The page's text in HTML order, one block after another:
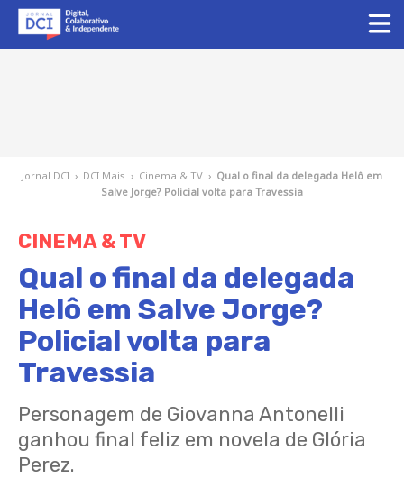
Jornal DCI › DCI Mais › Cinema & TV › Qual o final da delegada Helô em
Salve Jorge? Policial volta para Travessia
CINEMA & TV
Qual o final da delegada
Helô em Salve Jorge?
Policial volta para
Travessia
Personagem de Giovanna Antonelli
ganhou final feliz em novela de Glória
Perez.